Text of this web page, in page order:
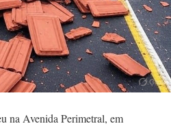
na Avenida Perimetral, em